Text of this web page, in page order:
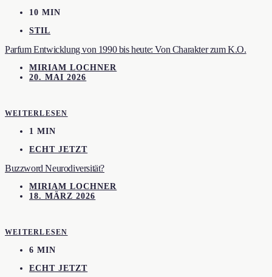
10 MIN
STIL
Parfum Entwicklung von 1990 bis heute: Von Charakter zum K.O.
MIRIAM LOCHNER
20. MAI 2026
WEITERLESEN
1 MIN
ECHT JETZT
Buzzword Neurodiversität?
MIRIAM LOCHNER
18. MÄRZ 2026
WEITERLESEN
6 MIN
ECHT JETZT